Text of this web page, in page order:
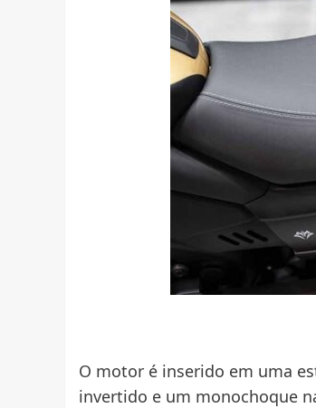
O motor é inserido em uma
invertido e um monochoque